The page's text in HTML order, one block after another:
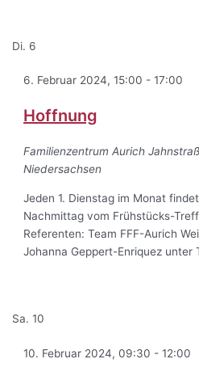
Di. 6
6. Februar 2024, 15:00 -17:00
Hoffnung
Familienzentrum Aurich
Niedersachsen
Jeden 1. Dienstag im Monat
Nachmittag vom Frühstücks-
Referenten: Team FFF-Aurich
Johanna Geppert-Enriquez
Sa.10
10. Februar 2024, 09:30 -12:00